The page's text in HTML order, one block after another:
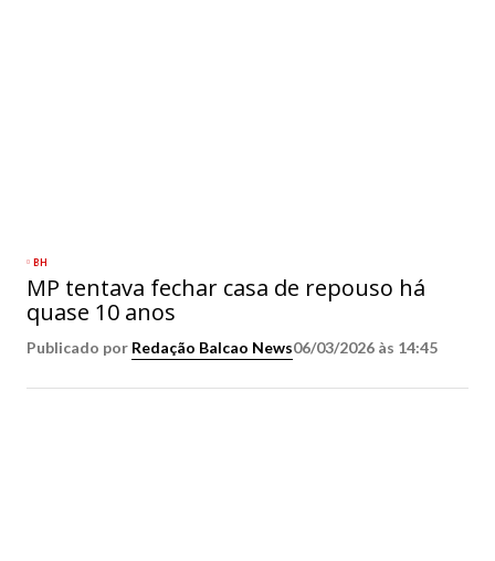
BH
MP tentava fechar casa de repouso há
quase 10 anos
Publicado por Redação Balcao News06/03/2026 às 14:45